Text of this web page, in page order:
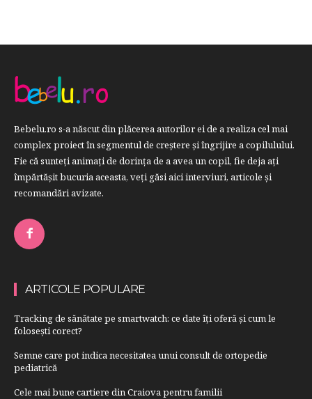
Bebelu.ro s-a născut din plăcerea autorilor ei de a realiza cel mai
complex proiect în segmentul de creştere şi îngrijire a copilulului.
Fie că sunteţi animaţi de dorinţa de a avea un copil, fie deja aţi
împărtăşit bucuria aceasta, veți găsi aici interviuri, articole şi
recomandări avizate.
ARTICOLE POPULARE
Tracking de sănătate pe smartwatch: ce date îți oferă și cum le
folosești corect?
Semne care pot indica necesitatea unui consult de ortopedie
pediatrică
Cele mai bune cartiere din Craiova pentru familii